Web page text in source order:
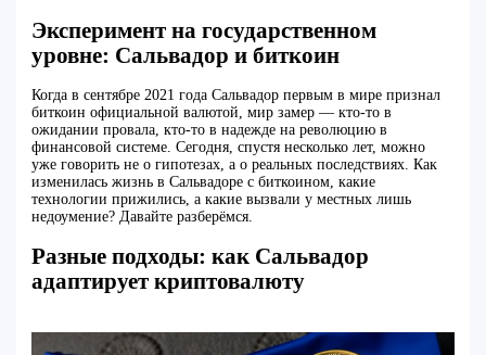
Эксперимент на государственном
уровне: Сальвадор и биткоин
Когда в сентябре 2021 года Сальвадор первым в мире признал
биткоин официальной валютой, мир замер — кто-то в
ожидании провала, кто-то в надежде на революцию в
финансовой системе. Сегодня, спустя несколько лет, можно
уже говорить не о гипотезах, а о реальных последствиях. Как
изменилась жизнь в Сальвадоре с биткоином, какие
технологии прижились, а какие вызвали у местных лишь
недоумение? Давайте разберёмся.
Разные подходы: как Сальвадор
адаптирует криптовалюту